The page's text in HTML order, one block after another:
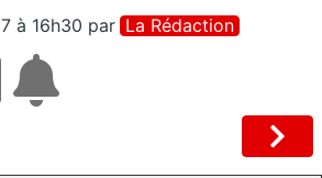
à 16h30 par La Rédaction